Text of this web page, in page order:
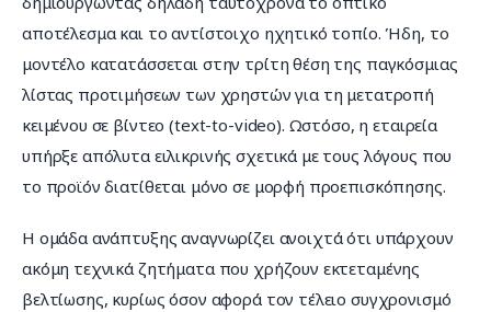
αποτέλεσμα και το αντίστοιχο ηχητικό τοπίο. Ήδη, το
μοντέλο κατατάσσεται στην τρίτη θέση της παγκόσμιας
λίστας προτιμήσεων των χρηστών για τη μετατροπή
κειμένου σε βίντεο (text-to-video). Ωστόσο, η εταιρεία
υπήρξε απόλυτα ειλικρινής σχετικά με τους λόγους που
το προϊόν διατίθεται μόνο σε μορφή προεπισκόπησης.
Η ομάδα ανάπτυξης αναγνωρίζει ανοιχτά ότι υπάρχουν
ακόμη τεχνικά ζητήματα που χρήζουν εκτεταμένης
βελτίωσης, κυρίως όσον αφορά τον τέλειο συγχρονισμό